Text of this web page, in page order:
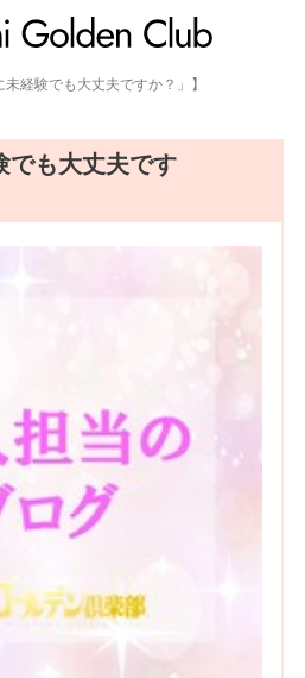
未経験でも大丈夫ですか？」】
でも大丈夫です